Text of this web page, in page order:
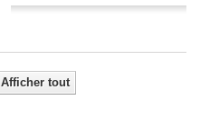
Afficher tout